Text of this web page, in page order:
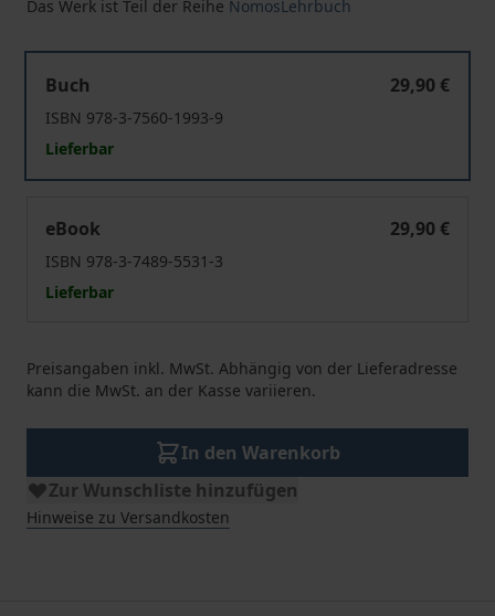
Das Werk ist Teil der Reihe NomosLehrbuch
Buch
29,90 €
ISBN 978-3-7560-1993-9
Lieferbar
eBook
29,90 €
ISBN 978-3-7489-5531-3
Lieferbar
Preisangaben inkl. MwSt. Abhängig von der Lieferadresse
kann die MwSt. an der Kasse variieren.
In den Warenkorb
Zur Wunschliste hinzufügen
Hinweise zu Versandkosten